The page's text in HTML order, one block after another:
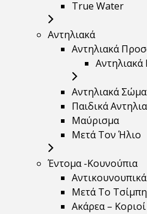
True Water
Αντηλιακά
Αντηλιακά
Αντηλιακά
Παιδικά
Μαύρισμα
Mετά Τον Ήλιο
Έντομα -Κουνούπια
Αντικουνουπικά
Μετά Το
Ακάρεα – Κοριοί